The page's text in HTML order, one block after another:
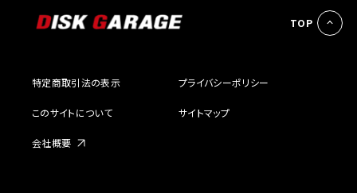
TOP
特定商取引法の表示 プライバシーポリシー
このサイトについて サイトマップ
会社概要